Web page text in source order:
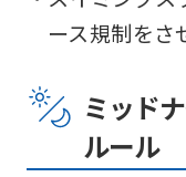
ース規制をさ
ミッド
ルール